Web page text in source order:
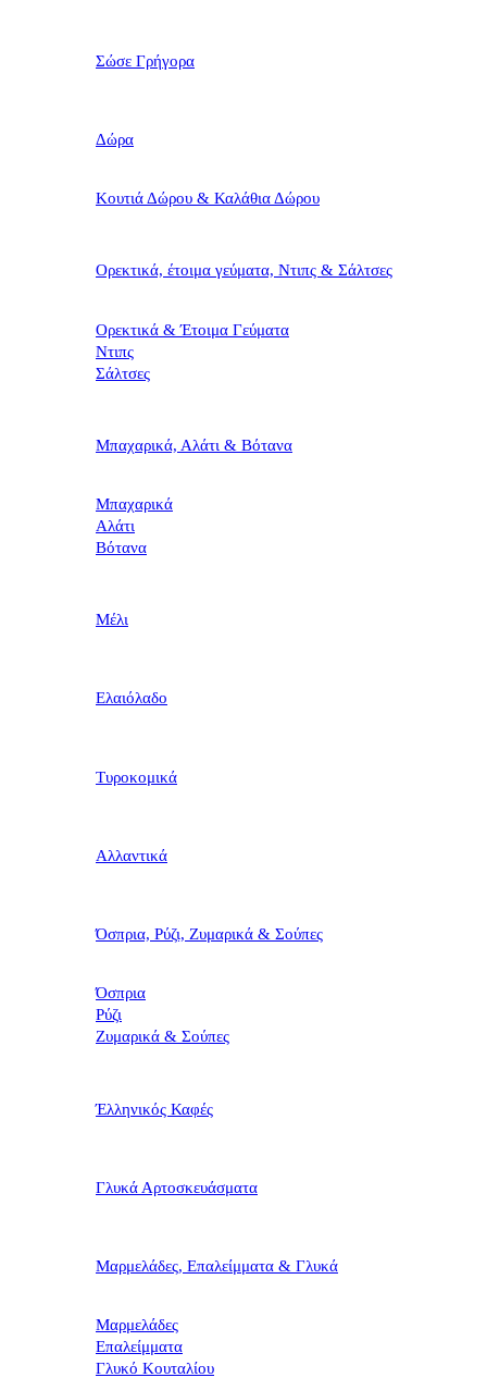
Σώσε Γρήγορα
Δώρα
Κουτιά Δώρου & Καλάθια Δώρου
Ορεκτικά, έτοιμα γεύματα, Ντιπς & Σάλτσες
Ορεκτικά & Έτοιμα Γεύματα
Ντιπς
Σάλτσες
Μπαχαρικά, Αλάτι & Βότανα
Μπαχαρικά
Αλάτι
Βότανα
Μέλι
Ελαιόλαδο
Τυροκομικά
Αλλαντικά
Όσπρια, Ρύζι, Ζυμαρικά & Σούπες
Όσπρια
Ρύζι
Ζυμαρικά & Σούπες
Έλληνικός Καφές
Γλυκά Αρτοσκευάσματα
Μαρμελάδες, Επαλείμματα & Γλυκά
Μαρμελάδες
Επαλείμματα
Γλυκό Κουταλίου